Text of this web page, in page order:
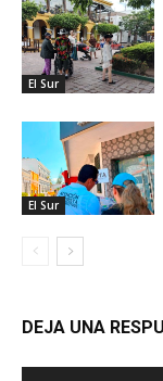
El Sur
El Sur
DEJA UNA